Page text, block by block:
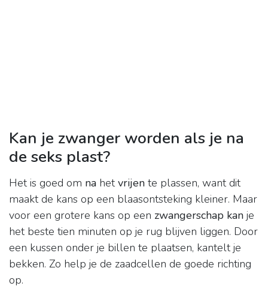
Kan je zwanger worden als je na
de seks plast?
Het is goed om na hetvrijen te plassen, want dit
maakt de kans op een blaasontsteking kleiner. Maar
voor een grotere kans op een zwangerschap kan je
het beste tien minuten op je rug blijven liggen. Door
een kussen onder je billen te plaatsen, kantelt je
bekken. Zo help je de zaadcellen de goede richting
op.